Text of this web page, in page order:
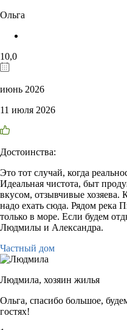
Ольга
10,0
июнь 2026
11 июля 2026
Достоинства:
Это тот случай, когда
Идеальная чистота, быт
вкусом, отзывчивые хозяева.
надо ехать сюда. Рядом река
только в море. Если будем
Людмилы и Александра.
Частный дом
Людмила, хозяин жилья
Ольга, спасибо большое,
гостях!